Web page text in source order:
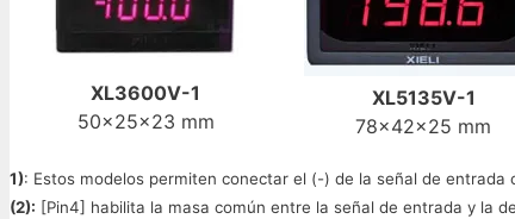
XL3600V-1
50x25x23 mm
XL5135V-1
78x42x25 mm
1): Estos modelos permiten conectar el (-) de la señal de entrada
(2): [Pin4] habilita la masa común entre la señal de entrada y la